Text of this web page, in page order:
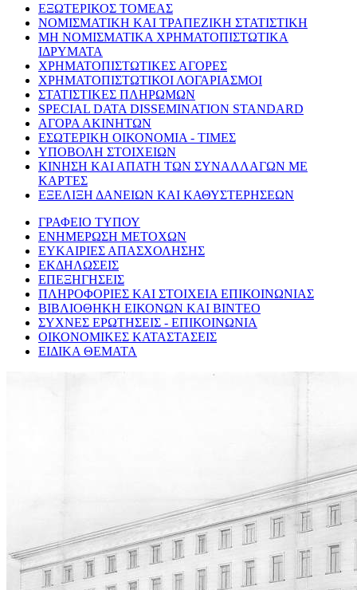
ΕΞΩΤΕΡΙΚΟΣ ΤΟΜΕΑΣ
ΝΟΜΙΣΜΑΤΙΚΗ ΚΑΙ ΤΡΑΠΕΖΙΚΗ ΣΤΑΤΙΣΤΙΚΗ
ΜΗ ΝΟΜΙΣΜΑΤΙΚΑ ΧΡΗΜΑΤΟΠΙΣΤΩΤΙΚΑ
ΙΔΡΥΜΑΤΑ
ΧΡΗΜΑΤΟΠΙΣΤΩΤΙΚΕΣ ΑΓΟΡΕΣ
ΧΡΗΜΑΤΟΠΙΣΤΩΤΙΚΟΙ ΛΟΓΑΡΙΑΣΜΟΙ
ΣΤΑΤΙΣΤΙΚΕΣ ΠΛΗΡΩΜΩΝ
SPECIAL DATA DISSEMINATION STANDARD
ΑΓΟΡΑ ΑΚΙΝΗΤΩΝ
ΕΣΩΤΕΡΙΚΗ ΟΙΚΟΝΟΜΙΑ - ΤΙΜΕΣ
ΥΠΟΒΟΛΗ ΣΤΟΙΧΕΙΩΝ
ΚΙΝΗΣΗ ΚΑΙ ΑΠΑΤΗ ΤΩΝ ΣΥΝΑΛΛΑΓΩΝ ΜΕ
ΚΑΡΤΕΣ
ΕΞΕΛΙΞΗ ΔΑΝΕΙΩΝ ΚΑΙ ΚΑΘΥΣΤΕΡΗΣΕΩΝ
ΓΡΑΦΕΙΟ ΤΥΠΟΥ
ΕΝΗΜΕΡΩΣΗ ΜΕΤΟΧΩΝ
ΕΥΚΑΙΡΙΕΣ ΑΠΑΣΧΟΛΗΣΗΣ
ΕΚΔΗΛΩΣΕΙΣ
ΕΠΕΞΗΓΗΣΕΙΣ
ΠΛΗΡΟΦΟΡΙΕΣ ΚΑΙ ΣΤΟΙΧΕΙΑ ΕΠΙΚΟΙΝΩΝΙΑΣ
ΒΙΒΛΙΟΘΗΚΗ ΕΙΚΟΝΩΝ ΚΑΙ ΒΙΝΤΕΟ
ΣΥΧΝΕΣ ΕΡΩΤΗΣΕΙΣ - ΕΠΙΚΟΙΝΩΝΙΑ
ΟΙΚΟΝΟΜΙΚΕΣ ΚΑΤΑΣΤΑΣΕΙΣ
ΕΙΔΙΚΑ ΘΕΜΑΤΑ